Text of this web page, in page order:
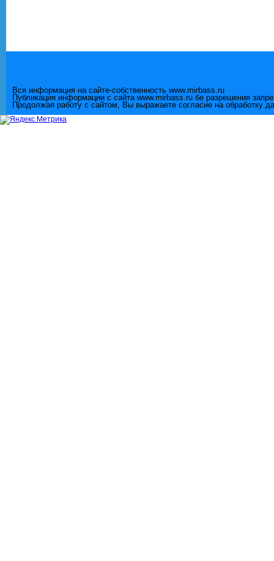
Вся информация на сайте-собственность www.mirbass.ru
Публикация информации с сайта www.mirbass.ru бе разрешения
Продолжая работу с сайтом, Вы выражаете согласие на обработку